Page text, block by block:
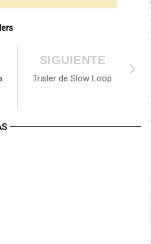
SIGUIENTE
Trailer de Slow Loop